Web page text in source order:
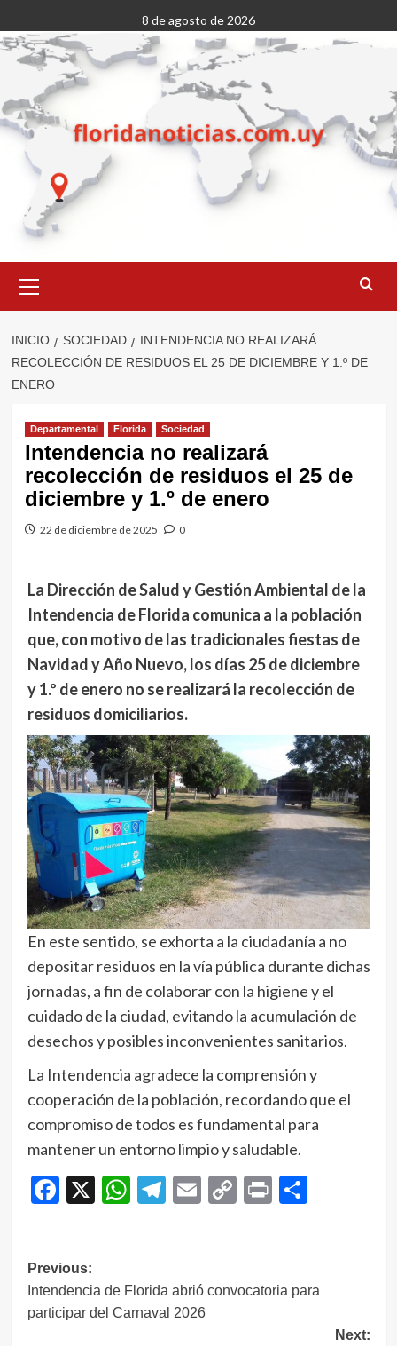
al
contenido
8 de agosto de 2026
primario
INICIO SOCIEDAD
INTENDENCIA NO REALIZARÁ
RECOLECCIÓN DE RESIDUOS EL 25 DE DICIEMBRE Y 1.º DE
ENERO
Departamental Florida Sociedad
Intendencia no realizará
recolección de residuos el 25 de
diciembre y 1.º de enero
22 de diciembre de 2025 0
La Dirección de Salud y Gestión Ambiental de la
Intendencia de Florida comunica a la población
que, con motivo de las tradicionales fiestas de
Navidad y Año Nuevo, los días 25 de diciembre
y 1.º de enero no se realizará la recolección de
residuos domiciliarios.
En este sentido, se exhorta a la ciudadanía a no
depositar residuos en la vía pública durante dichas
jornadas, a fin de colaborar con la higiene y el
cuidado de la ciudad, evitando la acumulación de
desechos y posibles inconvenientes sanitarios.
La Intendencia agradece la comprensión y
cooperación de la población, recordando que el
compromiso de todos es fundamental para
mantener un entorno limpio y saludable.
Facebook
X WhatsApp
Telegram
EmailCopy
Print
Navegación
de
entradas
Previous:
Intendencia de Florida abrió convocatoria para
participar del Carnaval 2026
Next: